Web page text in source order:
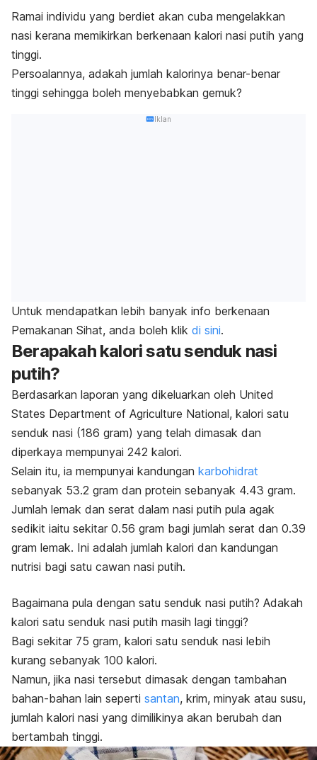
Ramai individu yang berdiet akan cuba mengelakkan
nasi kerana memikirkan berkenaan kalori nasi putih yang
tinggi.
Persoalannya, adakah jumlah kalorinya benar-benar
tinggi sehingga boleh menyebabkan gemuk?
Iklan
Untuk mendapatkan lebih banyak info berkenaan
Pemakanan Sihat, anda boleh klik di sini.
Berapakah kalori satu senduk nasi
putih?
Berdasarkan laporan yang dikeluarkan oleh United
States Department of Agriculture National, kalori satu
senduk nasi (186 gram) yang telah dimasak dan
diperkaya mempunyai 242 kalori.
Selain itu, ia mempunyai kandungan karbohidrat
sebanyak 53.2 gram dan protein sebanyak 4.43 gram.
Jumlah lemak dan serat dalam nasi putih pula agak
sedikit iaitu sekitar 0.56 gram bagi jumlah serat dan 0.39
gram lemak. Ini adalah jumlah kalori dan kandungan
nutrisi bagi satu cawan nasi putih.
Bagaimana pula dengan satu senduk nasi putih? Adakah
kalori satu senduk nasi putih masih lagi tinggi?
Bagi sekitar 75 gram, kalori satu senduk nasi lebih
kurang sebanyak 100 kalori.
Namun, jika nasi tersebut dimasak dengan tambahan
bahan-bahan lain seperti santan, krim, minyak atau susu,
jumlah kalori nasi yang dimilikinya akan berubah dan
bertambah tinggi.